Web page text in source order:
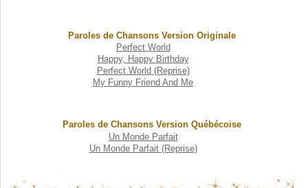
Paroles de Chansons Version Originale
Perfect World
Happy, Happy Birthday
Perfect World (Reprise)
My Funny Friend And Me
Paroles de Chansons Version Québécoise
Un Monde Parfait
Un Monde Parfait (Reprise)